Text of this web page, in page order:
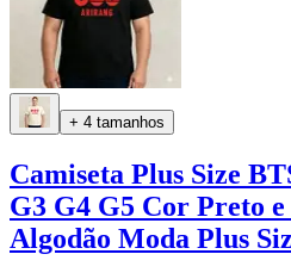
+ 4 tamanhos
Camiseta Plus Size
G3 G4 G5 Cor Preto
Algodão Moda Plus